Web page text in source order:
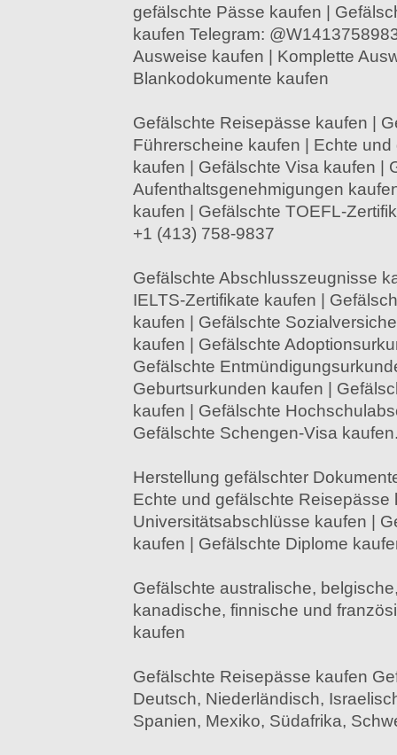
gefälschte Pässe kaufen |
kaufen Telegram:
Ausweise kaufen | Komplette
Blankodokumente kaufen
Gefälschte Reisepässe kaufen |
Führerscheine kaufen | Echte
kaufen | Gefälschte Visa kaufen |
Aufenthaltsgenehmigungen
kaufen | Gefälschte TOEFL-
+1 (413) 758-9837
Gefälschte Abschlusszeugnisse
IELTS-Zertifikate kaufen |
kaufen | Gefälschte
kaufen | Gefälschte
Gefälschte
Geburtsurkunden kaufen |
kaufen | Gefälschte
Gefälschte Schengen-Visa
Herstellung gefälschter
Echte und gefälschte Reisepässe
Universitätsabschlüsse kaufen |
kaufen | Gefälschte Diplome
Gefälschte australische,
kanadische, finnische und
kaufen
Gefälschte Reisepässe kaufen
Deutsch, Niederländisch,
Spanien, Mexiko, Südafrika,